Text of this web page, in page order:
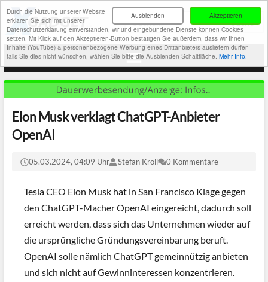
Akzeptieren
Ausblenden
Durch die Nutzung unserer Website
erklären Sie sich mit unserer
Datenschutzerklärung einverstanden, wir und eingebundene Dienste können Cookies
setzen. Mit Klick auf den Akzeptieren-Button bestätigen Sie außerdem, dass wir Ihnen
Inhalte (YouTube) & personenbezogene Werbung eines Drittanbieters ausliefern dürfen -
falls Sie dies nicht wünschen, wählen Sie bitte die Ausblenden-Schaltfläche. Mehr Info.
Elon Musk verklagt ChatGPT-Anbieter
OpenAI
05.03.2024, 04:09 Uhr Stefan Kröll 0 Kommentare
Tesla CEO Elon Musk hat in San Francisco Klage gegen
den ChatGPT-Macher OpenAI eingereicht, dadurch soll
erreicht werden, dass sich das Unternehmen wieder auf
die ursprüngliche Gründungsvereinbarung beruft.
OpenAI solle nämlich ChatGPT gemeinnützig anbieten
und sich nicht auf Gewinninteressen konzentrieren.